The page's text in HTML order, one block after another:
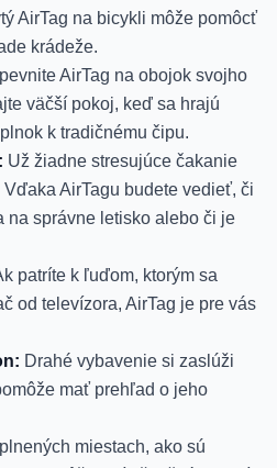
AirTag na bicykli môže pomôcť
krádeže.
AirTag na obojok svojho
väčší pokoj, keď sa hrajú
k tradičnému čipu.
Už žiadne stresujúce čakanie
AirTagu budete vedieť, či
na správne letisko alebo či je
patríte k ľuďom, ktorým sa
od televízora, AirTag je pre vás
Drahé vybavenie si zaslúži
mať prehľad o jeho
miestach, ako sú